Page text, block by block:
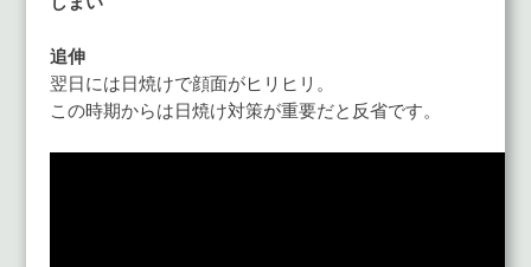
追伸
翌日には日焼けで顔面がヒリヒリ。
この時期からは日焼け対策が重要だと反省です。